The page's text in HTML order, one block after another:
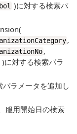
)に対する検索パ
,
,
)に対する検索パラ
ラメータを追加し
服用開始日の検索